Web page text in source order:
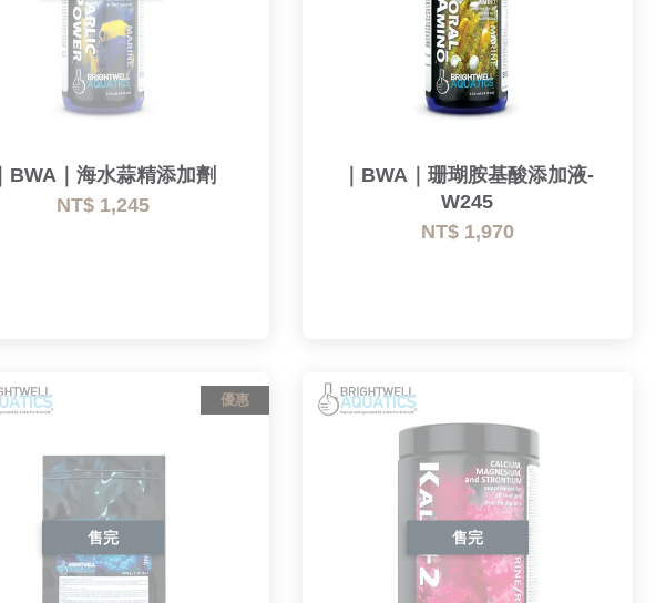
｜BWA｜海水蒜精添加劑
NT$ 1,245
｜BWA｜珊瑚胺基酸添加液-
W245
NT$ 1,970
售完
優惠
售完